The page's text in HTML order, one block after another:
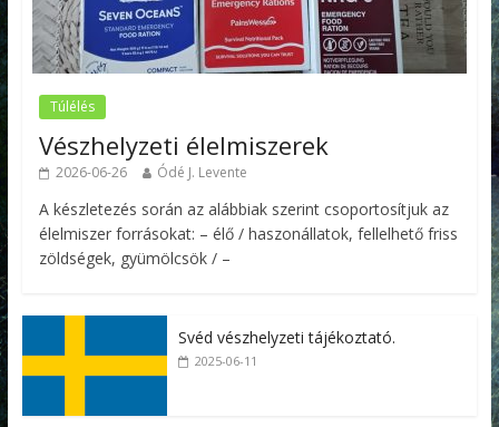
Túlélés
Vészhelyzeti élelmiszerek
2026-06-26 Ódé J. Levente
A készletezés során az alábbiak szerint csoportosítjuk az
élelmiszer forrásokat: – élő / haszonállatok, fellelhető friss
zöldségek, gyümölcsök / –
Svéd vészhelyzeti tájékoztató.
2025-06-11